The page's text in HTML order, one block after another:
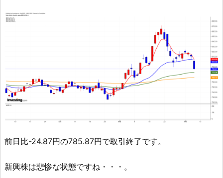
前日比-24.87円の785.87円で取引終了です。
新興株は悲惨な状態ですね・・・。